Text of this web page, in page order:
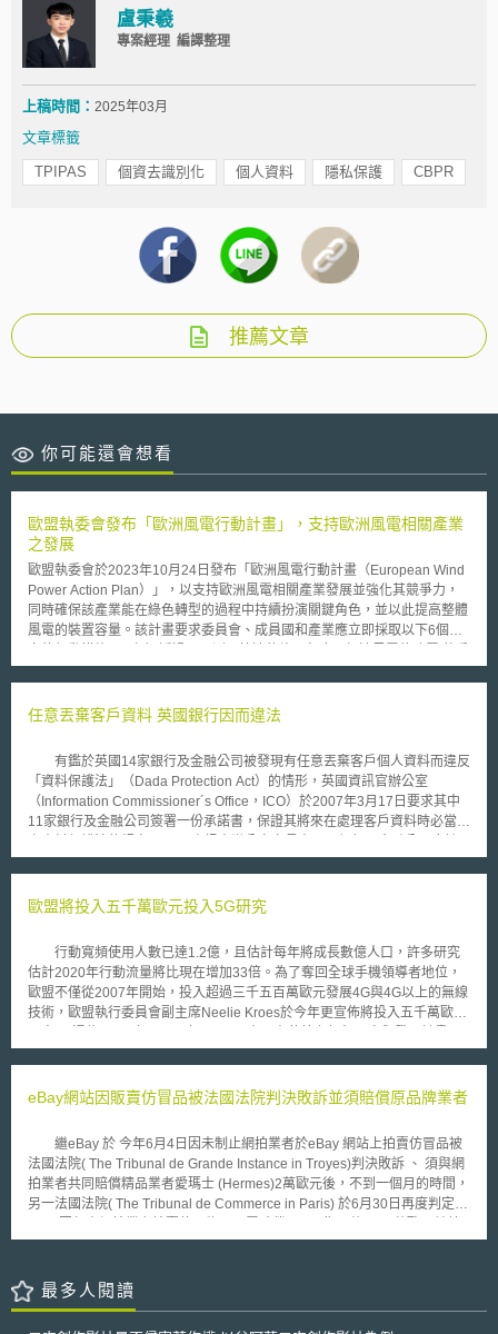
盧秉羲
專案經理 編譯整理
上稿時間： 2025年03月
文章標籤
TPIPAS 個資去識別化 個人資料 隱私保護 CBPR
推薦文章
你可能還會想看
歐盟執委會發布「歐洲風電行動計畫」，支持歐洲風電相關產業
之發展
歐盟執委會於2023年10月24日發布「歐洲風電行動計畫（European Wind
Power Action Plan）」，以支持歐洲風電相關產業發展並強化其競爭力，
同時確保該產業能在綠色轉型的過程中持續扮演關鍵角色，並以此提高整體
風電的裝置容量。該計畫要求委員會、成員國和產業應立即採取以下6個方
會與成員國將共同發布「Accele-RES」倡議，推動許可流程的數位化、許
級；並且，鼓勵成員國透過風電承諾（Wind Pledges）、透明的競標時程
的基礎上，建立更客觀、非歧視性且透明化的風電競標標準，並將目標入法
使相關策略具法律約束力。 （3）促進資金的取得 為了擴大對於歐洲風能產
業的投融資，歐盟執委會將透過創新基金、歐洲投資銀行（EIB）提供歐盟
風電相關產業的資金，以及融資擔保；並利用國家援助（State Aid）規範對
市場，同時推動風電產業的規格標準化。 （5）培育產業技能 建立「大規模
業法》推動「淨零產業技能學院」，培訓風電產業技術人才，包含針對青
年、婦女與長者的職能培育計畫，以及勞工技能提升與再培訓計畫，因應積
極的氣候目標以及市場規模快速擴張所創造之人力需求。 （6）鼓勵產業投
入與成員國的承諾 歐盟執委會將與成員國和風電產業共同制定歐盟風能憲
章（EU Wind Charter），促進更多風電利害關係人參與締約，擴大憲章適
用對象，以建立歐洲風電產業能保持競爭力的優良環境。
任意丟棄客戶資料 英國銀行因而違法
有鑑於英國14家銀行及金融公司被發現有任意丟棄客戶個人資料而違反
「資料保護法」（Dada Protection Act）的情形，英國資訊官辦公室
（Information Commissioner´s Office，ICO）於2007年3月17日要求其中
11家銀行及金融公司簽署一份承諾書，保證其將來在處理客戶資料時必當遵
以嚴肅的態度來處理客戶資料安全性的問題，否則，他們不但要接受資訊官
這些組織仍不遵守其簽署的承諾書，除了可能對遭到行政罰外，甚至還可能
法規定之金融公司加以執法。今年2月，英國房屋抵押貸款協會
（Nationwide Building Society）便在金融服務局的資訊安全審核中，因為
其使客戶資料暴露在可能遭竊的風險下而被處以1百萬鎊的罰金。
歐盟將投入五千萬歐元投入5G研究
行動寬頻使用人數已達1.2億，且估計每年將成長數億人口，許多研究
估計2020年行動流量將比現在增加33倍。為了奪回全球手機領導者地位，
歐盟不僅從2007年開始，投入超過三千五百萬歐元發展4G與4G以上的無線
技術，歐盟執行委員會副主席Neelie Kroes於今年更宣佈將投入五千萬歐元
(Seventh Framework Programmefor research and development )中，歐盟
METIS(Mobile and wireless communications Enablers for Twenty-twenty
行網路拓樸(Network Topologies)、無線連結(Radio Links)與頻譜使用研
究、以為歐洲建立一個5G的行動與無線通信系統。 目前，METIS對於
未來整體目標是希望達到： 1.行動寬頻流量每單位面積能比現在高出
1000倍，使網路營運商能同時服務更多消費者。 2.聯網設備比現在多
會降低5倍。 雖然，5G發展僅為初期，而各歐盟會員也僅英國投入三千
五百萬英鎊，但是，部分輿論從英國4G不斷延遲的例子，認為現在發展至
eBay網站因販賣仿冒品被法國法院判決敗訴並須賠償原品牌業者
繼eBay 於 今年6月4日因未制止網拍業者於eBay 網站上拍賣仿冒品被
法國法院( The Tribunal de Grande Instance in Troyes)判決敗訴 、 須與網
拍業者共同賠償精品業者愛瑪士 (Hermes)2萬歐元後，不到一個月的時間，
另一法國法院( The Tribunal de Commerce in Paris) 於6月30日再度判定
止eBay在其網站上販賣LVMH集團旗下包括迪奧(Dior)、嬌蘭(Guerlain)、
業者的智慧財產權，其已投資了超過2000萬美元建置相關機制(The Verified
Rights Owner) 讓品牌業者可以容易的發現仿冒的網拍品並通知eBay 將該
最多人閱讀